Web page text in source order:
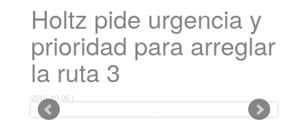
Holtz pide urgencia y
prioridad para arreglar
la ruta 3
2016-10-06 |